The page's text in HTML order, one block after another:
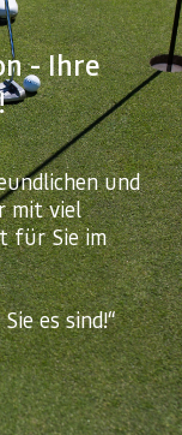
- Ihre
und
mit viel
für Sie im
es sind!“